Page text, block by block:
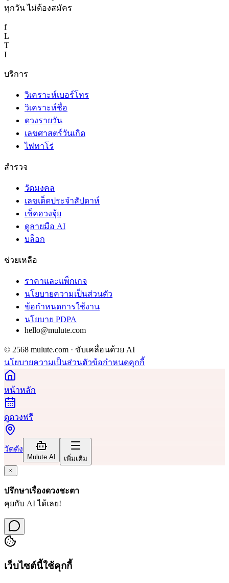
ทุกวัน ไม่ต้องสมัคร
f
L
T
I
บริการ
วิเคราะห์เบอร์โทร
วิเคราะห์ชื่อ
ดวงรายวัน
เลขศาสตร์วันเกิด
ไพ่ทาโร่
สำรวจ
วัดมงคล
เลขเด็ดประจำสัปดาห์
เช็คฮวงจุ้ย
ดูลายมือ AI
บล็อก
ช่วยเหลือ
ราคาและแพ็กเกจ
นโยบายความเป็นส่วนตัว
ข้อกำหนดการใช้งาน
นโยบาย PDPA
hello@mulute.com
© 2568 mulute.com · ขับเคลื่อนด้วย AI
นโยบายความเป็นส่วนตัวข้อกำหนดคุกกี้
หน้าหลัก
ดูดวงฟรี
วัดดัง
Mulute AI เพิ่มเติม
ปรึกษาเรื่องดวงชะตา
คุยกับ AI ได้เลย!
เว็บไซต์นี้ใช้คุกกี้